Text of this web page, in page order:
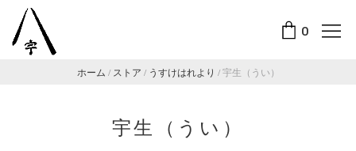
0
ホーム / ストア / うすけはれより /宇生（うい）
宇生（うい）